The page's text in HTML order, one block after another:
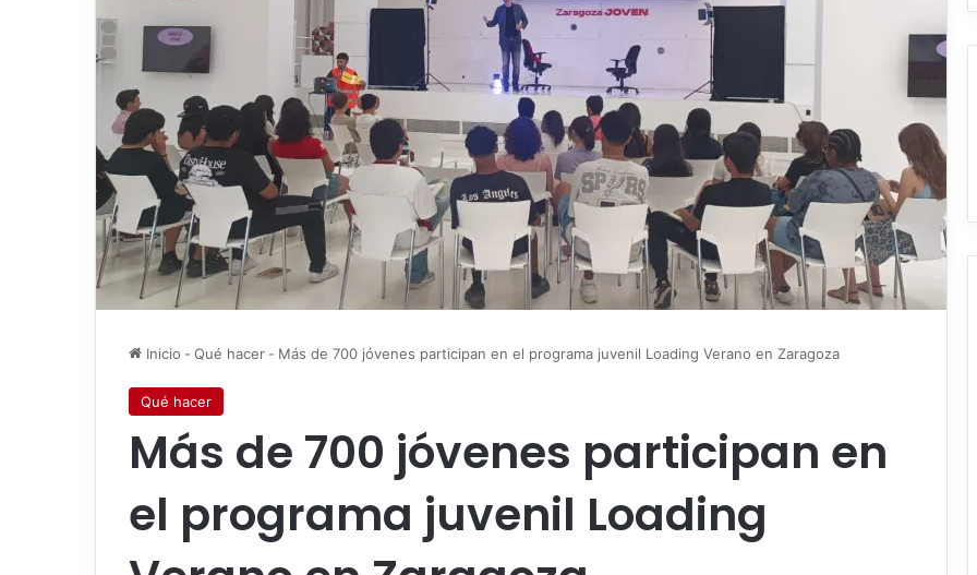
Inicio - Qué hacer - Más de 700 jóvenes participan en el programa juvenil Loading Verano en Zaragoza
Qué hacer
Más de 700 jóvenes participan en
el programa juvenil Loading